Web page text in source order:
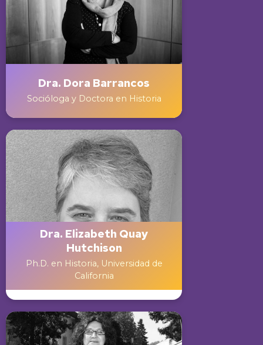
Dra. Dora Barrancos
Socióloga y Doctora en Historia
Dra. Elizabeth Quay
Hutchison
Ph.D. en Historia, Universidad de
California